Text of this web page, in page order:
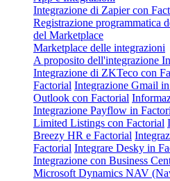
Integrazione di Zapier con
Registrazione programmatica
del Marketplace
Marketplace delle integrazioni
A proposito dell'integrazione
Integrazione di ZKTeco con
Factorial Integrazione Gmail
Outlook con Factorial
Integrazione Payflow in
Limited Listings con Factorial
Breezy HR e Factorial
Factorial Integrare Desky in
Integrazione con Business
Microsoft Dynamics NAV